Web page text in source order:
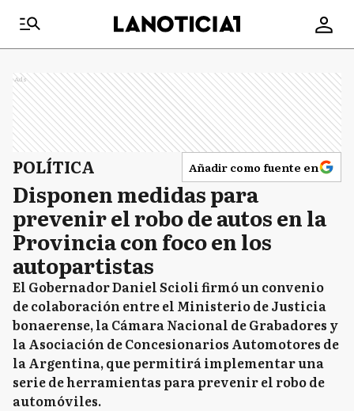
Ads
POLÍTICA Añadir como fuente en
Disponen medidas para
prevenir el robo de autos en la
Provincia con foco en los
autopartistas
El Gobernador Daniel Scioli firmó un convenio
de colaboración entre el Ministerio de Justicia
bonaerense, la Cámara Nacional de Grabadores y
la Asociación de Concesionarios Automotores de
la Argentina, que permitirá implementar una
serie de herramientas para prevenir el robo de
automóviles.